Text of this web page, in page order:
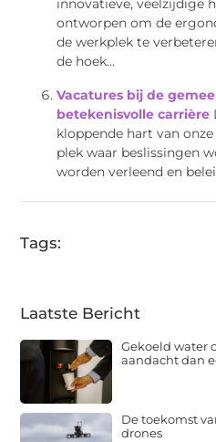
ontworpen om de
de werkplek te
de hoek...
Vacatures bij de
betekenisvolle carrière
kloppende hart van
plek waar beslissingen
worden verleend en
Tags:
Laatste Bericht
Gekoeld water
aandacht dan
De toekomst
drones